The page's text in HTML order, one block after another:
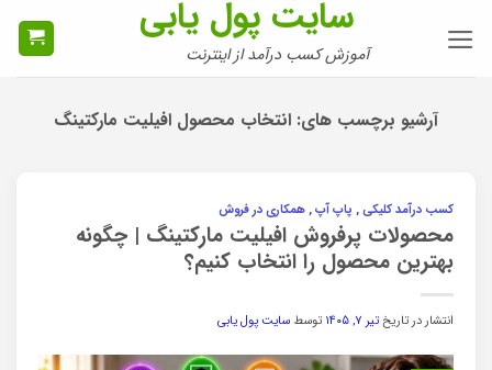
سایت پول یابی
آموزش کسب درآمد از اینترنت
آرشیو برچسب های: انتخاب محصول افیلیت مارکتینگ
کسب درآمد کلیکی , پاپ آپ , همکاری در فروش
محصولات پرفروش افیلیت مارکتینگ | چگونه
بهترین محصول را انتخاب کنیم؟
انتشار در تاریختیر ۷, ۱۴۰۵ توسط سایت پول یابی